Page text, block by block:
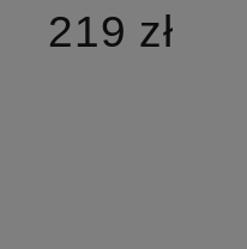
219 zł